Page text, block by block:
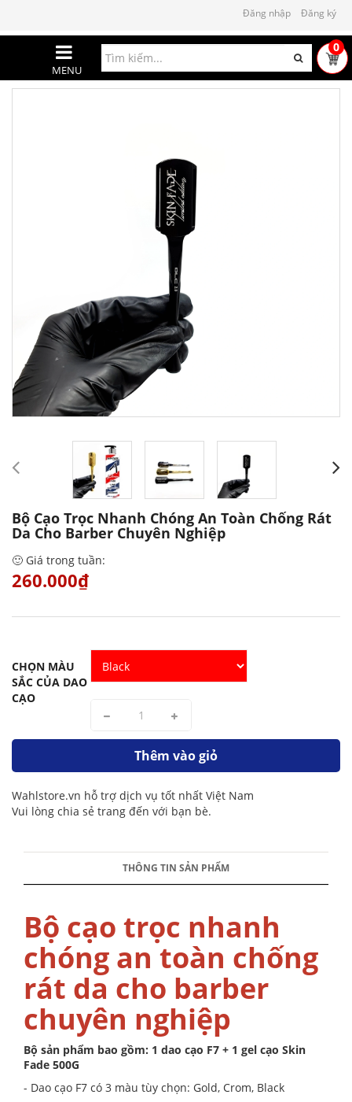
Đăng nhập Đăng ký
MENU
0
Bộ Cạo Trọc Nhanh Chóng An Toàn Chống Rát
Da Cho Barber Chuyên Nghiệp
🙂 Giá trong tuần:
260.000₫
CHỌN MÀU
SẮC CỦA DAO
CẠO
Thêm vào giỏ
Wahlstore.vn hỗ trợ dịch vụ tốt nhất Việt Nam
Vui lòng chia sẻ trang đến với bạn bè.
THÔNG TIN SẢN PHẨM
Bộ cạo trọc nhanh
chóng an toàn chống
rát da cho barber
chuyên nghiệp
Bộ sản phẩm bao gồm: 1 dao cạo F7 + 1 gel cạo Skin
Fade 500G
- Dao cạo F7 có 3 màu tùy chọn: Gold, Crom, Black